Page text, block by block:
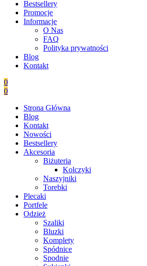
Bestsellery
Promocje
Informacje
O Nas
FAQ
Polityka prywatności
Blog
Kontakt
0
0
Strona Główna
Blog
Kontakt
Nowości
Bestsellery
Akcesoria
Biżuteria
Kolczyki
Naszyjniki
Torebki
Plecaki
Portfele
Odzież
Szaliki
Bluzki
Komplety
Spódnice
Spodnie